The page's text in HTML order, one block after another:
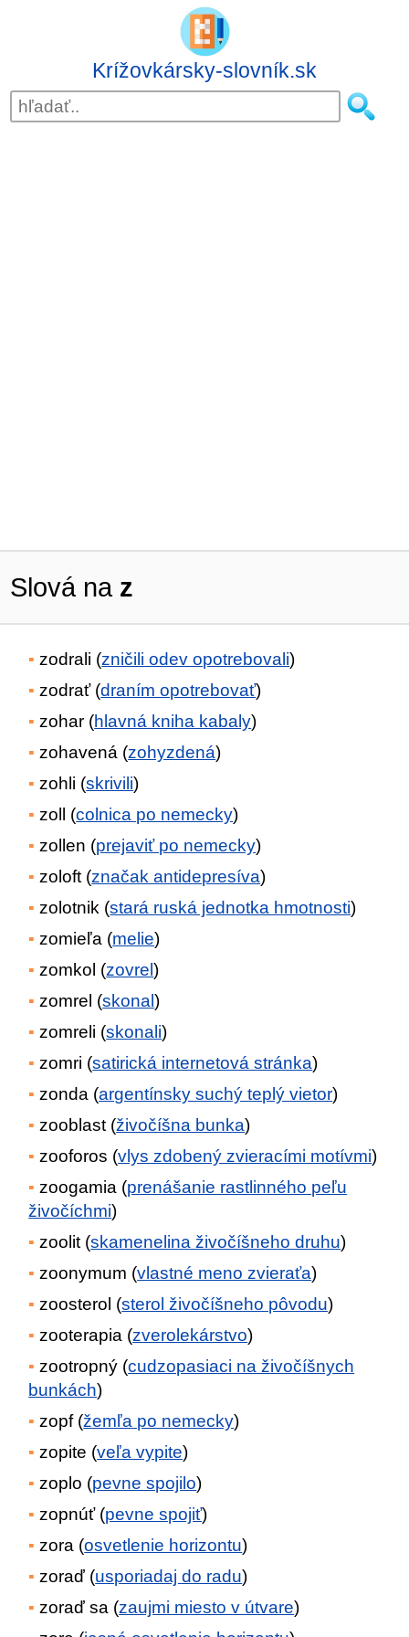
Krížovkársky-slovník.sk
Slová na z
zodrali (zničili odev opotrebovali)
zodrať (draním opotrebovať)
zohar (hlavná kniha kabaly)
zohavená (zohyzdená)
zohli (skrivili)
zoll (colnica po nemecky)
zollen (prejaviť po nemecky)
zoloft (značak antidepresíva)
zolotnik (stará ruská jednotka hmotnosti)
zomieľa (melie)
zomkol (zovrel)
zomrel (skonal)
zomreli (skonali)
zomri (satirická internetová stránka)
zonda (argentínsky suchý teplý vietor)
zooblast (živočíšna bunka)
zooforos (vlys zdobený zvieracími motívmi)
zoogamia (prenášanie rastlinného peľu
živočíchmi)
zoolit (skamenelina živočíšneho druhu)
zoonymum (vlastné meno zvieraťa)
zoosterol (sterol živočíšneho pôvodu)
zooterapia (zverolekárstvo)
zootropný (cudzopasiaci na živočíšnych
bunkách)
zopf (žemľa po nemecky)
zopite (veľa vypite)
zoplo (pevne spojilo)
zopnúť (pevne spojiť)
zora (osvetlenie horizontu)
zoraď (usporiadaj do radu)
zoraď sa (zaujmi miesto v útvare)